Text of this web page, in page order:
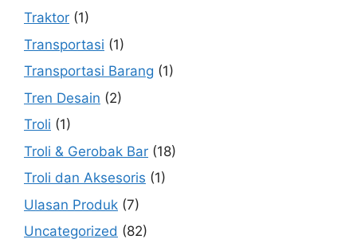
Traktor (1)
Transportasi (1)
Transportasi Barang (1)
Tren Desain (2)
Troli (1)
Troli & Gerobak Bar (18)
Troli dan Aksesoris (1)
Ulasan Produk (7)
Uncategorized (82)